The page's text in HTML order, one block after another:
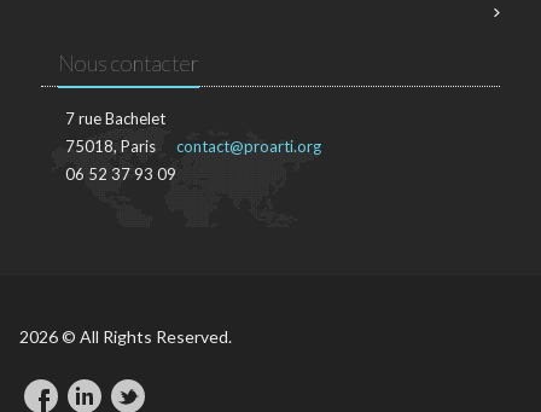
Nous contacter
7 rue Bachelet
75018, Paris
06 52 37 93 09
contact@proarti.org
2026 © All Rights Reserved.